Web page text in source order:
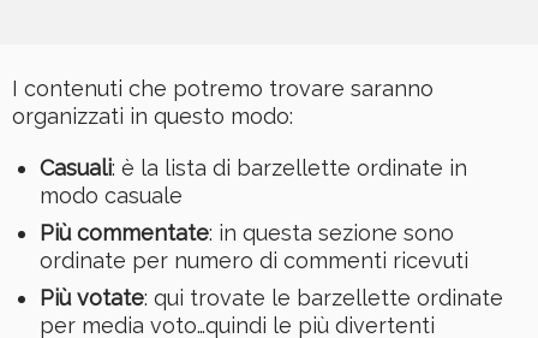
I contenuti che potremo trovare saranno
organizzati in questo modo:
Casuali: è la lista di barzellette ordinate in
modo casuale
Più commentate: in questa sezione sono
ordinate per numero di commenti ricevuti
Più votate: qui trovate le barzellette ordinate
per media voto…quindi le più divertenti